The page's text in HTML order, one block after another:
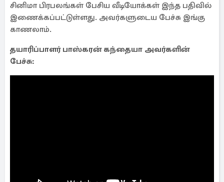
சினிமா பிரபலங்கள் பேசிய வீடியோக்கள் இந்த பதிவில்
இணைக்கப்பட்டுள்ளது. அவர்களுடைய பேச்சு இங்கு
காணலாம்.
தயாரிப்பாளர் பாஸ்கரன் கந்தையா அவர்களின்
பேச்சு: